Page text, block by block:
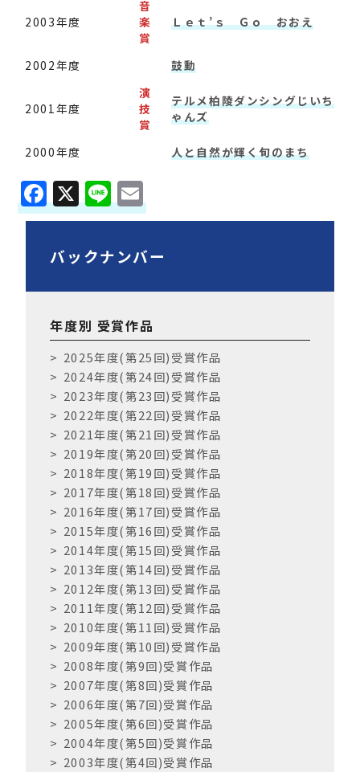
2003年度
音
楽
賞
Ｌｅｔ’ｓ Ｇｏ おおえ
2002年度 鼓動
2001年度
演
技
賞
テルメ柏陵ダンシングじいち
ゃんズ
2000年度 人と自然が輝く旬のまち
F
a
c
e
b
o
o
k
X Li
n
e
E
m
ai
l
バックナンバー
年度別 受賞作品
2025年度(第25回)受賞作品
2024年度(第24回)受賞作品
2023年度(第23回)受賞作品
2022年度(第22回)受賞作品
2021年度(第21回)受賞作品
2019年度(第20回)受賞作品
2018年度(第19回)受賞作品
2017年度(第18回)受賞作品
2016年度(第17回)受賞作品
2015年度(第16回)受賞作品
2014年度(第15回)受賞作品
2013年度(第14回)受賞作品
2012年度(第13回)受賞作品
2011年度(第12回)受賞作品
2010年度(第11回)受賞作品
2009年度(第10回)受賞作品
2008年度(第9回)受賞作品
2007年度(第8回)受賞作品
2006年度(第7回)受賞作品
2005年度(第6回)受賞作品
2004年度(第5回)受賞作品
2003年度(第4回)受賞作品